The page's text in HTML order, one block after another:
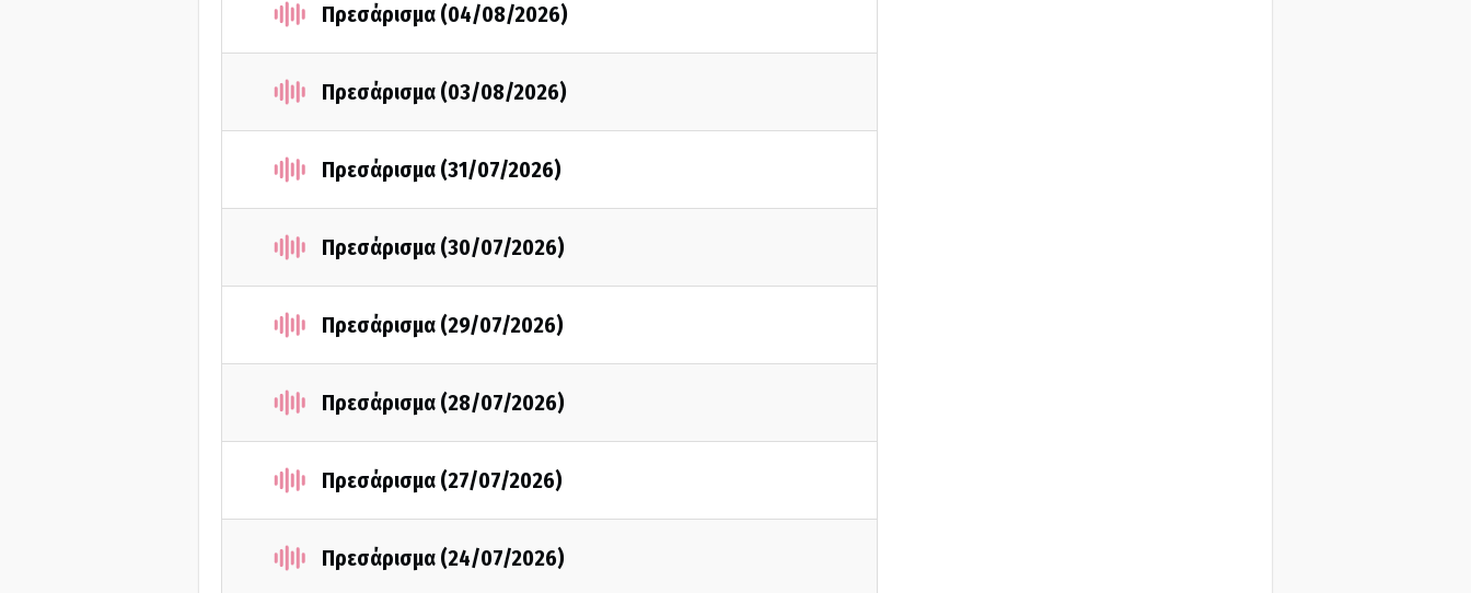
Πρεσάρισμα (04/08/2026)
Πρεσάρισμα (03/08/2026)
Πρεσάρισμα (31/07/2026)
Πρεσάρισμα (30/07/2026)
Πρεσάρισμα (29/07/2026)
Πρεσάρισμα (28/07/2026)
Πρεσάρισμα (27/07/2026)
Πρεσάρισμα (24/07/2026)